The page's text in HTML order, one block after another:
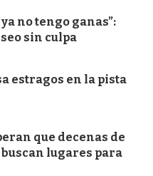
no tengo ganas”:
sin culpa
estragos en la pista
que decenas de
lugares para